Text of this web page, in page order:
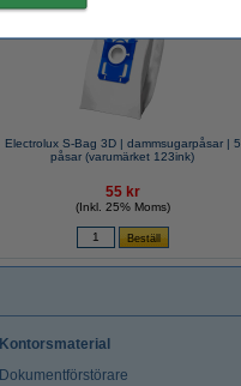
Electrolux S-Bag 3D | dammsugarpåsar | 5
påsar (varumärket 123ink)
55 kr
(Inkl. 25% Moms)
Kontorsmaterial
Dokumentförstörare